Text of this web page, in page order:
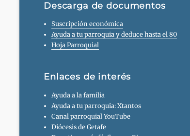
Descarga de documentos
Suscripción económica
Ayuda a tu parroquia y deduce hasta el 80
Hoja Parroquial
Enlaces de interés
Ayuda a la familia
Ayuda a tu parroquia: Xtantos
Canal parroquial YouTube
Diócesis de Getafe